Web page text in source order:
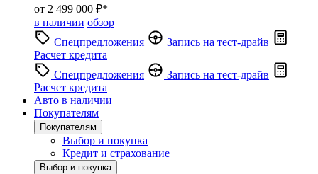
от 2 499 000 ₽*
в наличии обзор
Спецпредложения
Запись на тест-драйв
Расчет кредита
Спецпредложения
Запись на тест-драйв
Расчет кредита
Авто в наличии
Покупателям
Покупателям
Выбор и покупка
Кредит и страхование
Выбор и покупка